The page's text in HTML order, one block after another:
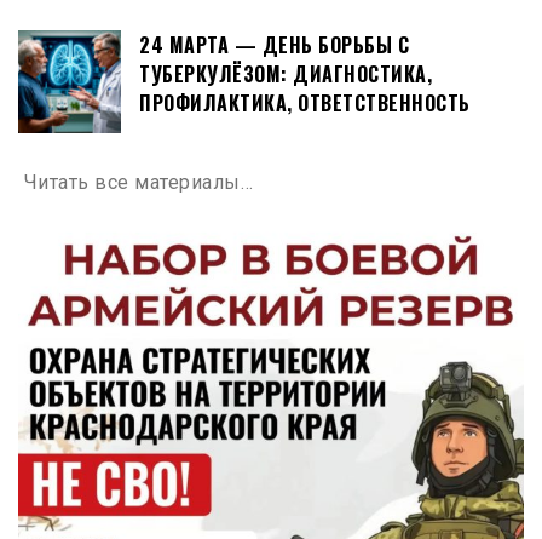
24 МАРТА — ДЕНЬ БОРЬБЫ С
ТУБЕРКУЛЁЗОМ: ДИАГНОСТИКА,
ПРОФИЛАКТИКА, ОТВЕТСТВЕННОСТЬ
Читать все материалы…